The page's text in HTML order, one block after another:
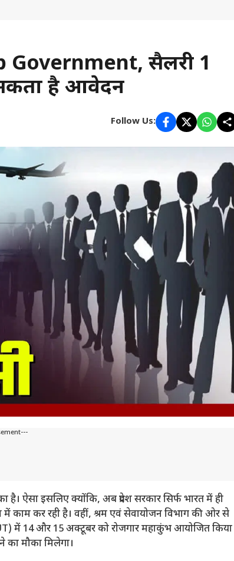
Government, सैलरी ₹1
है आवेदन
Follow Us:
ऐसा इसलिए क्योंकि, अब प्रदेश सरकार सिर्फ भारत में ही
काम कर रही है। वहीं, श्रम एवं सेवायोजन विभाग की ओर से
में 14 और 15 अक्टूबर को रोजगार महाकुंभ आयोजित किया
मौका मिलेगा।